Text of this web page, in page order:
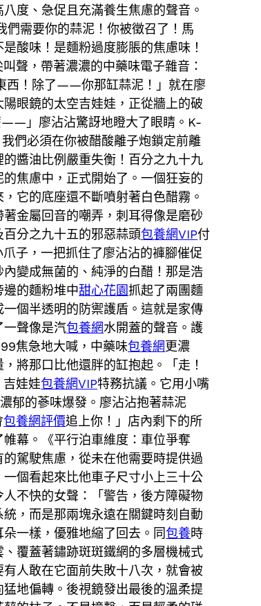
度、急促且充滿養生焦慮的聲音。
們需要你的蒜泥！你被徵召了！馬
酸味！是麵粉過度膨脹的焦慮味！
聲，帶著濃濃的中藥味電子雜音：
西！除了——你那缸蒜泥！」就在廖
眼鏡的太空吉娃娃，正從牆上的破
——」廖沾沾驚訝地瞪大了眼睛。K-
們必須在你被醋酸離子炮鎖定前離
醬油比例嚴重失衡！百分之九十九
焦慮中，正式開始了。一個狂妄的
它的底座還不斷噴射著白色醋霧。
金屬回音的嘲弄，刺耳得像是磨砂
分之九十五的邪惡蒜頭包養網VIP付
子，一把抓住了廖沾沾的褲腳催促
內變成無菌的、純淨的白醋！那是浩
邊的麵粉堆中甜心花園抓起了兩團麵
個半透明的防禦護盾。這就是家傳
一聲像是汽包養網水開蓋的聲音。護
焦急地大喊，中藥味包養網更濃
將那口比他還胖的缸抱起。「走！
吉娃娃包養網VIP特務抗議。它用小嘴
郁的蔘味爆發。廖沾沾抱著蒜泥
包養網評價追上你！」店內剩下的所
幕。《平行泊車維度：車位爭奪
駕駛焦慮，從未在他需要時提供過
個看起來比他車子尺寸小上三十公
不快的女聲：「警告，後方障礙物
，而是那兩塊永遠在關鍵時刻自動
一樣，優雅地縮了回去。同包養時
覆蓋著鏽跡斑斑鐵網的多層機械式
人敢在它面前失敗十八次，就會被
地偏轉。後視鏡發出最後的溫柔提